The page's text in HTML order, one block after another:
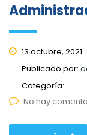
13 octubre, 2021
Publicado por:
Categoría:
No hay